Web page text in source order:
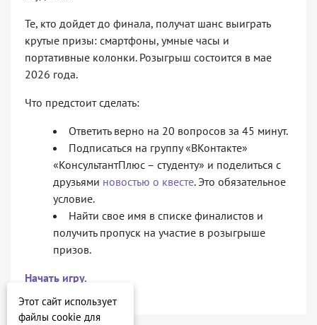
Те, кто дойдет до финала, получат шанс выиграть
крутые призы: смартфоны, умные часы и
портативные колонки. Розыгрыш состоится в мае
2026 года.
Что предстоит сделать:
Ответить верно на 20 вопросов за 45 минут.
Подписаться на группу «ВКонтакте»
«КонсультантПлюс – студенту» и поделиться с
друзьями новостью о квесте. Это обязательное
условие.
Найти свое имя в списке финалистов и
получить пропуск на участие в розыгрыше
призов.
Начать игру.
Этот сайт использует
файлы cookie для